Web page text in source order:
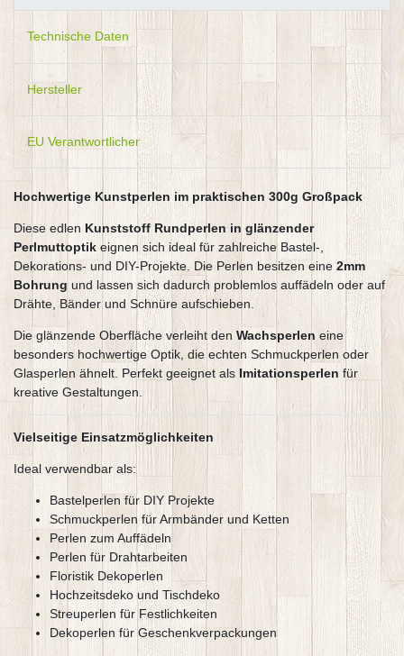
Technische Daten
Hersteller
EU Verantwortlicher
Hochwertige Kunstperlen im praktischen 300g Großpack
Diese edlen Kunststoff Rundperlen in glänzender
Perlmuttoptik eignen sich ideal für zahlreiche Bastel-,
Dekorations- und DIY-Projekte. Die Perlen besitzen eine 2mm
Bohrung und lassen sich dadurch problemlos auffädeln oder auf
Drähte, Bänder und Schnüre aufschieben.
Die glänzende Oberfläche verleiht den Wachsperlen eine
besonders hochwertige Optik, die echten Schmuckperlen oder
Glasperlen ähnelt. Perfekt geeignet als Imitationsperlen für
kreative Gestaltungen.
Vielseitige Einsatzmöglichkeiten
Ideal verwendbar als:
Bastelperlen für DIY Projekte
Schmuckperlen für Armbänder und Ketten
Perlen zum Auffädeln
Perlen für Drahtarbeiten
Floristik Dekoperlen
Hochzeitsdeko und Tischdeko
Streuperlen für Festlichkeiten
Dekoperlen für Geschenkverpackungen